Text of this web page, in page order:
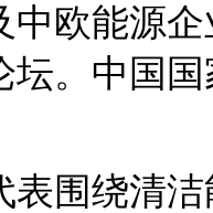
中欧能源
坛。中国
绕清洁